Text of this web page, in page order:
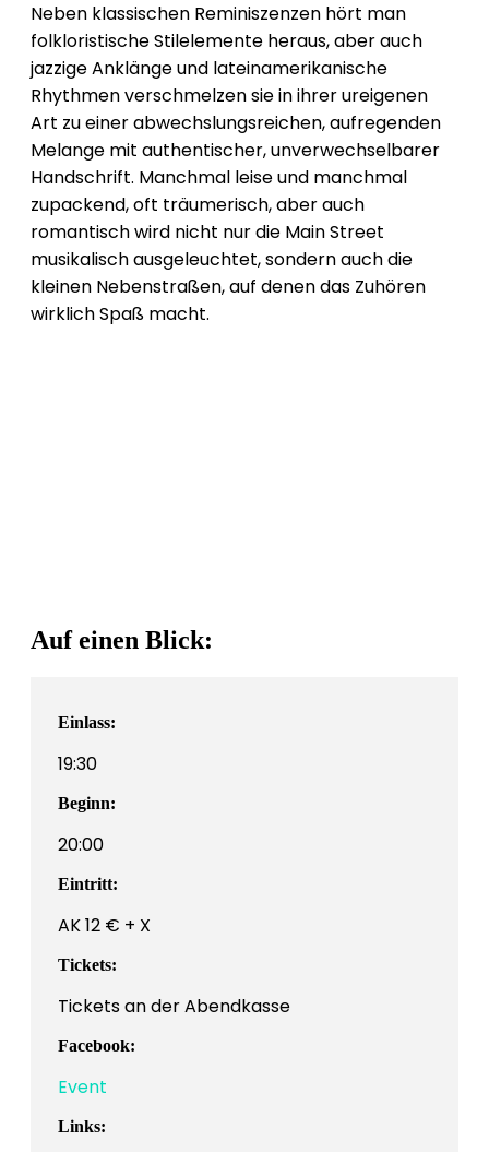
Neben klassischen Reminiszenzen hört man
folkloristische Stilelemente heraus, aber auch
jazzige Anklänge und lateinamerikanische
Rhythmen verschmelzen sie in ihrer ureigenen
Art zu einer abwechslungsreichen, aufregenden
Melange mit authentischer, unverwechselbarer
Handschrift. Manchmal leise und manchmal
zupackend, oft träumerisch, aber auch
romantisch wird nicht nur die Main Street
musikalisch ausgeleuchtet, sondern auch die
kleinen Nebenstraßen, auf denen das Zuhören
wirklich Spaß macht.
Auf einen Blick:
Einlass:
19:30
Beginn:
20:00
Eintritt:
AK 12 € + X
Tickets:
Tickets an der Abendkasse
Facebook:
Event
Links: